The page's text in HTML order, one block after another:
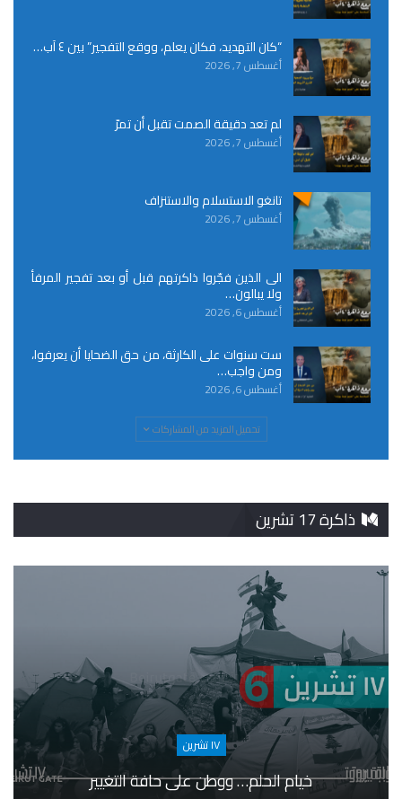
“كان التهديد، فكان يعلم، ووقع التفجير” بين ٤ آب…
أغسطس 7, 2026
لم تعد دقيقة الصمت تقبل أن تمرّ
أغسطس 7, 2026
تانغو الاستسلام والاستنزاف
أغسطس 7, 2026
الى الذين فجّروا ذاكرتهم قبل أو بعد تفجير المرفأ
ولا يبالون…
أغسطس 6, 2026
ست سنوات على الكارثة، من حق الضحايا أن يعرفوا،
ومن واجب…
أغسطس 6, 2026
تحميل المزيد من المشاركات
ذاكرة 17 تشرين
١٧ تشرين
خيام الحلم… ووطن على حافة التغيير